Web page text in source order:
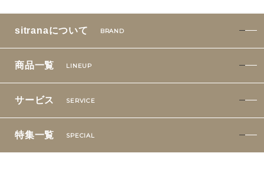
sitranaについて BRAND
商品一覧 LINEUP
サービス SERVICE
特集一覧 SPECIAL